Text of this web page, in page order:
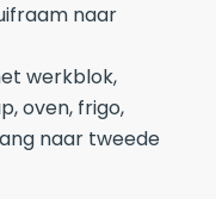
naar
werkblok,
oven, frigo,
naar tweede